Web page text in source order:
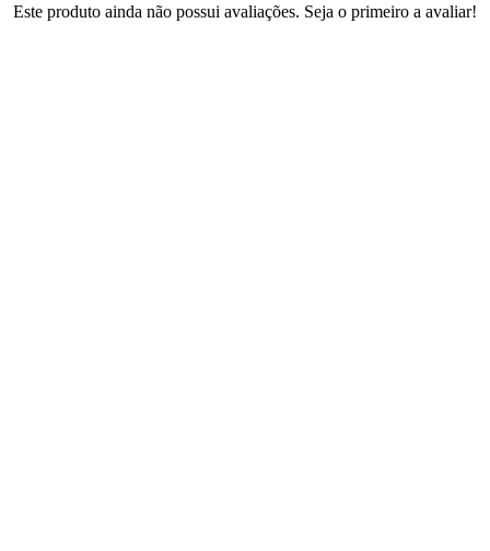
Este produto ainda não possui avaliações. Seja o primeiro a avaliar!